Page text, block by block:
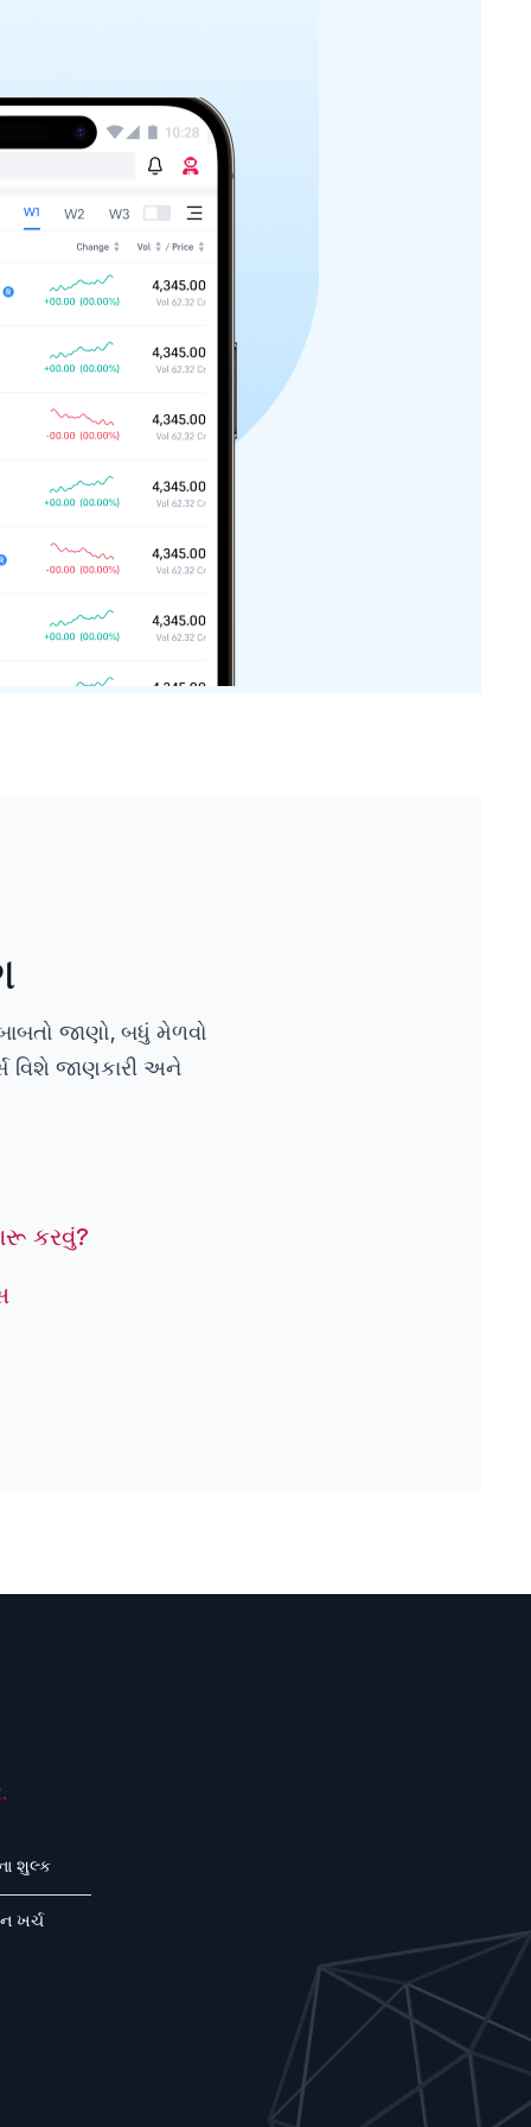
જાણો, બધું મેળવો
વિશે જાણકારી અને
કરવું?
શુલ્ક
ખર્ચ